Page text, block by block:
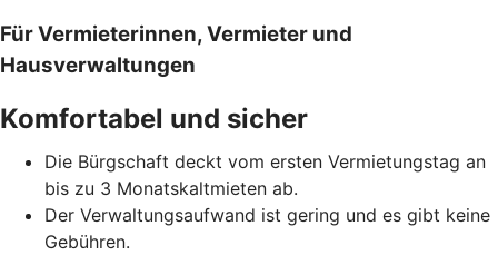
Für Vermieterinnen, Vermieter und
Hausverwaltungen
Komfortabel und sicher
Die Bürgschaft deckt vom ersten Vermietungstag an
bis zu 3 Monatskaltmieten ab.
Der Verwaltungsaufwand ist gering und es gibt keine
Gebühren.